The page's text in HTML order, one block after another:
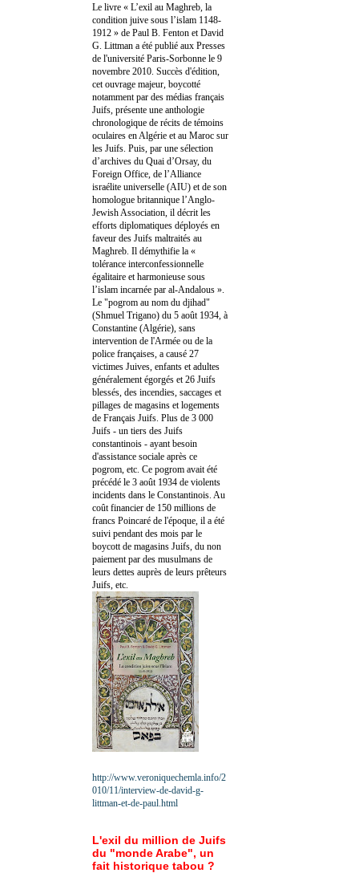
Le livre « L’exil au Maghreb, la
condition juive sous l’islam 1148-
1912 » de Paul B. Fenton et David
G. Littman a été publié aux Presses
de l'université Paris-Sorbonne le 9
novembre 2010. Succès d'édition,
cet ouvrage majeur, boycotté
notamment par des médias français
Juifs, présente une anthologie
chronologique de récits de témoins
oculaires en Algérie et au Maroc sur
les Juifs. Puis, par une sélection
d’archives du Quai d’Orsay, du
Foreign Office, de l’Alliance
israélite universelle (AIU) et de son
homologue britannique l’Anglo-
Jewish Association, il décrit les
efforts diplomatiques déployés en
faveur des Juifs maltraités au
Maghreb. Il démythifie la «
tolérance interconfessionnelle
égalitaire et harmonieuse sous
l’islam incarnée par al-Andalous ».
Le "pogrom au nom du djihad"
(Shmuel Trigano) du 5 août 1934, à
Constantine (Algérie), sans
intervention de l'Armée ou de la
police françaises, a causé 27
victimes Juives, enfants et adultes
généralement égorgés et 26 Juifs
blessés, des incendies, saccages et
pillages de magasins et logements
de Français Juifs. Plus de 3 000
Juifs - un tiers des Juifs
constantinois - ayant besoin
d'assistance sociale après ce
pogrom, etc. Ce pogrom avait été
précédé le 3 août 1934 de violents
incidents dans le Constantinois. Au
coût financier de 150 millions de
francs Poincaré de l'époque, il a été
suivi pendant des mois par le
boycott de magasins Juifs, du non
paiement par des musulmans de
leurs dettes auprès de leurs prêteurs
Juifs, etc.
http://www.veroniquechemla.info/2
010/11/interview-de-david-g-
littman-et-de-paul.html
L'exil du million de Juifs
du "monde Arabe", un
fait historique tabou ?